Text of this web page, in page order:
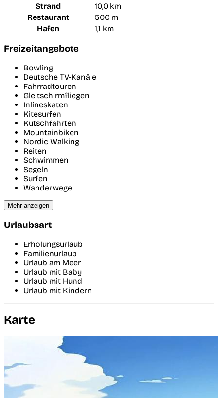
Strand
10,0 km
Restaurant
500 m
Hafen
1,1 km
Freizeitangebote
Bowling
Deutsche TV-Kanäle
Fahrradtouren
Gleitschirmfliegen
Inlineskaten
Kitesurfen
Kutschfahrten
Mountainbiken
Nordic Walking
Reiten
Schwimmen
Segeln
Surfen
Wanderwege
Mehr anzeigen
Urlaubsart
Erholungsurlaub
Familienurlaub
Urlaub am Meer
Urlaub mit Baby
Urlaub mit Hund
Urlaub mit Kindern
Karte